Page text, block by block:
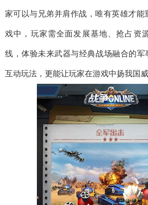
家可以与兄弟并肩作战，唯有英雄才能
戏中，玩家需全面发展基地、抢占资
线，体验未来武器与经典战场融合的军
互动玩法，更能让玩家在游戏中扬我国威